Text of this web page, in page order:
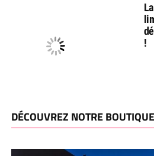
!
DÉCOUVREZ NOTRE